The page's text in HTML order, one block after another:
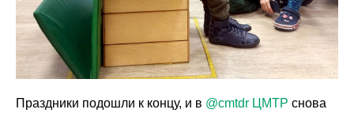
Праздники подошли к концу, и в @cmtdr ЦМТР снова